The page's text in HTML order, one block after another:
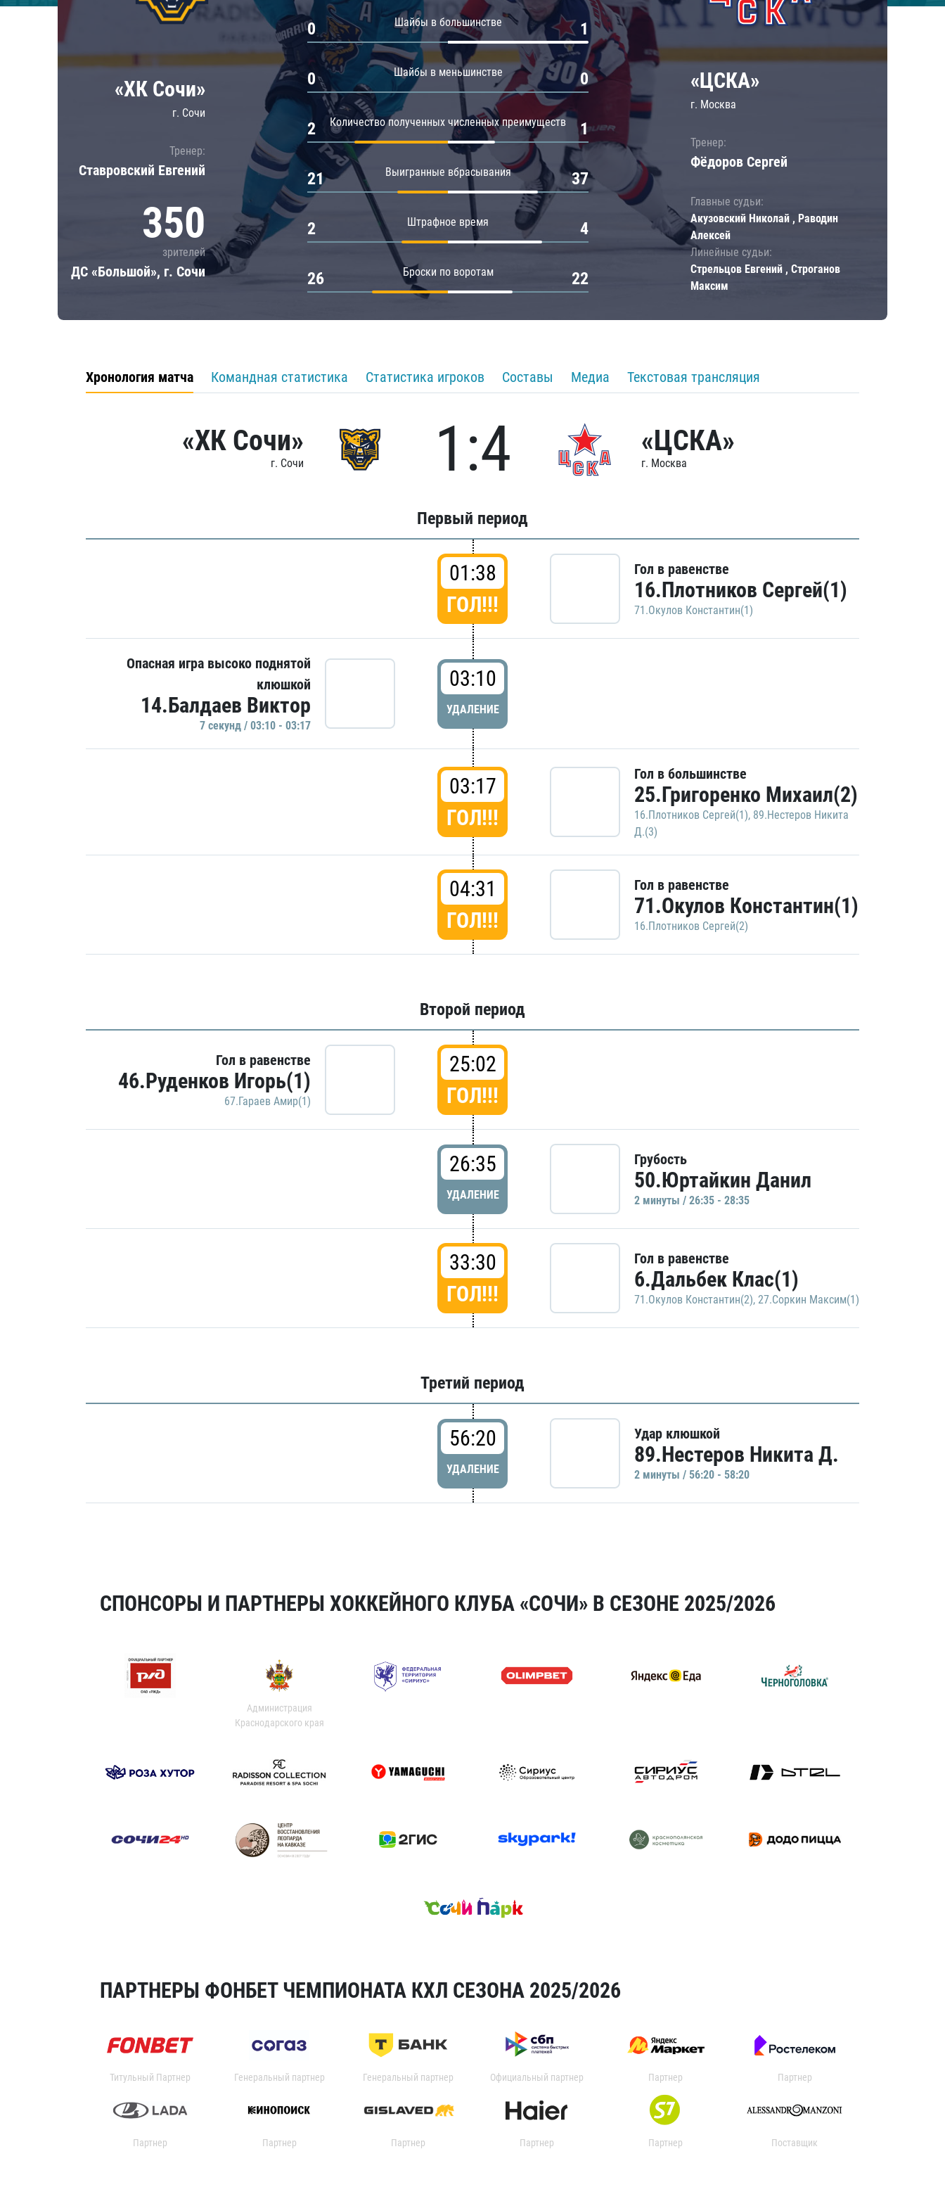
Локомотив
ЦСКА
Шанхайские Драконы
Амур
Барыс
Салават Юлаев
«ХК Сочи»
г. Сочи
Тренер:
Ставровский Евгений
350
зрителей
ДС «Большой», г. Сочи
Шайбы в большинстве
0 1
Шайбы в меньшинстве
0 0
Количество полученных численных преимуществ
2 1
Выигранные вбрасывания
21 37
Штрафное время
2 4
Броски по воротам
26 22
«ЦСКА»
г. Москва
Тренер:
Фёдоров Сергей
Главные судьи:
Акузовский Николай , Раводин
Алексей
Линейные судьи:
Стрельцов Евгений , Строганов
Максим
Хронология матча Командная статистика Статистика игроков Составы Медиа Текстовая трансляция
«ХК Сочи»
г. Сочи 1:4 «ЦСКА»
г. Москва
Первый период
01:38
ГОЛ!!!
Гол в равенстве
16.Плотников Сергей(1)
71.Окулов Константин(1)
Опасная игра высоко поднятой
клюшкой
14.Балдаев Виктор
7 секунд / 03:10 - 03:17
03:10
УДАЛЕНИЕ
03:17
ГОЛ!!!
Гол в большинстве
25.Григоренко Михаил(2)
16.Плотников Сергей(1), 89.Нестеров Никита
Д.(3)
04:31
ГОЛ!!!
Гол в равенстве
71.Окулов Константин(1)
16.Плотников Сергей(2)
Второй период
Гол в равенстве
46.Руденков Игорь(1)
67.Гараев Амир(1)
25:02
ГОЛ!!!
26:35
УДАЛЕНИЕ
Грубость
50.Юртайкин Данил
2 минуты / 26:35 - 28:35
33:30
ГОЛ!!!
Гол в равенстве
6.Дальбек Клас(1)
71.Окулов Константин(2), 27.Соркин Максим(1)
Третий период
56:20
УДАЛЕНИЕ
Удар клюшкой
89.Нестеров Никита Д.
2 минуты / 56:20 - 58:20
СПОНСОРЫ И ПАРТНЕРЫ ХОККЕЙНОГО КЛУБА «СОЧИ» В СЕЗОНЕ 2025/2026
Администрация
Краснодарского края
ПАРТНЕРЫ ФОНБЕТ ЧЕМПИОНАТА КХЛ СЕЗОНА 2025/2026
Титульный Партнер Генеральный партнер Генеральный партнер Официальный партнер Партнер Партнер
Партнер Партнер Партнер Партнер Партнер Поставщик